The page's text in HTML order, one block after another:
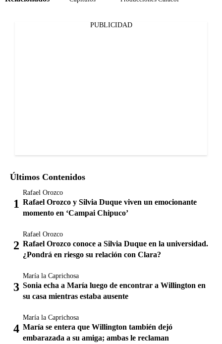
PUBLICIDAD
Últimos Contenidos
Rafael Orozco
Rafael Orozco y Silvia Duque viven un emocionante
momento en ‘Campai Chipuco’
Rafael Orozco
Rafael Orozco conoce a Silvia Duque en la universidad.
¿Pondrá en riesgo su relación con Clara?
María la Caprichosa
Sonia echa a María luego de encontrar a Willington en
su casa mientras estaba ausente
María la Caprichosa
María se entera que Willington también dejó
embarazada a su amiga; ambas le reclaman